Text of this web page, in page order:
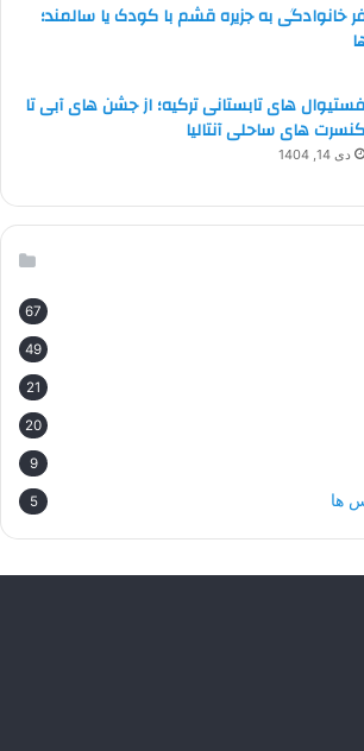
خانوادگی به جزیره قشم با کودک یا سالمند؛
فستیوال های تابستانی ترکیه؛ از جشن های آبی تا
کنسرت های ساحلی آنتالیا
دی 14, 1404
67
49
21
20
9
ها 5